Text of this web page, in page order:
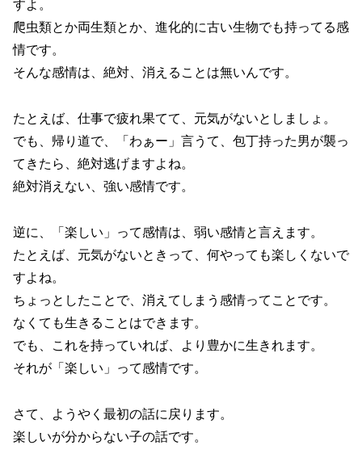
すよ。
爬虫類とか両生類とか、進化的に古い生物でも持ってる感
情です。
そんな感情は、絶対、消えることは無いんです。
たとえば、仕事で疲れ果てて、元気がないとしましょ。
でも、帰り道で、「わぁー」言うて、包丁持った男が襲っ
てきたら、絶対逃げますよね。
絶対消えない、強い感情です。
逆に、「楽しい」って感情は、弱い感情と言えます。
たとえば、元気がないときって、何やっても楽しくないで
すよね。
ちょっとしたことで、消えてしまう感情ってことです。
なくても生きることはできます。
でも、これを持っていれば、より豊かに生きれます。
それが「楽しい」って感情です。
さて、ようやく最初の話に戻ります。
楽しいが分からない子の話です。